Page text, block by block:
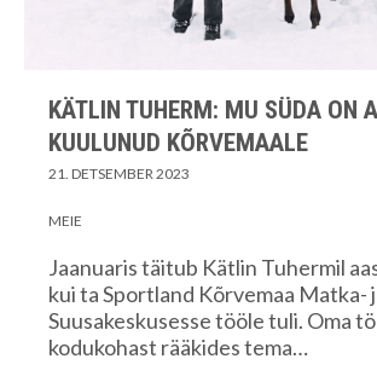
KÄTLIN TUHERM: MU SÜDA ON
KUULUNUD KÕRVEMAALE
21. DETSEMBER 2023
MEIE
Jaanuaris täitub Kätlin Tuhermil
kui ta Sportland Kõrvemaa Matka-
Suusakeskusesse tööle tuli. Oma
kodukohast rääkides tema…